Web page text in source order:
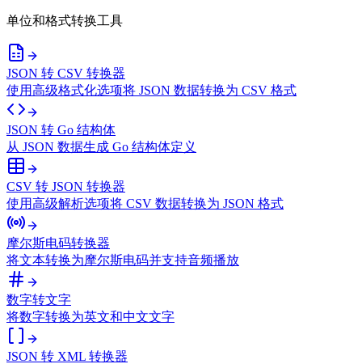
单位和格式转换工具
JSON 转 CSV 转换器
使用高级格式化选项将 JSON 数据转换为 CSV 格式
JSON 转 Go 结构体
从 JSON 数据生成 Go 结构体定义
CSV 转 JSON 转换器
使用高级解析选项将 CSV 数据转换为 JSON 格式
摩尔斯电码转换器
将文本转换为摩尔斯电码并支持音频播放
数字转文字
将数字转换为英文和中文文字
JSON 转 XML 转换器